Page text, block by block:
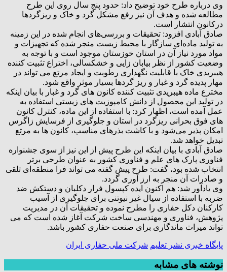
وی درباره طرح خود توضیح داد: حدود پنج سال روی این طرح
مطالعه شده و هدف آن نیز رفع مشکل گرد و خاک و ریزگردها
درکانون انتشار است.
صادق آبادی افزود: تحقیقات و بررسی‌های انجام شده در این زمینه
به تولید ماده‌ای سازگار با محیط زیست منجر شده که تجهیزات و
مواد مورد نیاز آن در استان خوزستان موجود است و با توجه به
وضعیت کشور از نظر بیابان ‌زایی و خشکسالی، اختراع تثبیت‌ کننده
هیبریدی خاک با قابلیت نگهداری رطوبت و ایجاد مرتع می تواند در
مهار پدیده گرد و غبار و ریز گردها بسیار موثر واقع شود.
مخترع ماده هیبریدی تثبیت کننده کانون های گرد و غبار با بیان اینکه
در تولید این محصول از دانش کامپوزیت‌ های زیستی استفاده به
عمل آمده است، اظهار کرد: با استفاده از این ماده، کنترل کانون
‌های فوق بحرانی ریزگرد در استان و جلوگیری از فرسایش زاگرس
امکان‌ پذیر می‌شود و با کاشت بذرهای مناسب، کانون‌ ها به مرتع
تبدیل خواهد شد.
صادق آبادی با بیان اینکه این طرح پیش از این نیز از سوی جشنواره
فناوری پارک ‌های علم و فناوری کشور به عنوان طرحی برتر
انتخاب شده بود، گفت: طرح پیش گفته می تواند فرا منطقه‌ای تلقی
و صادرات آن منجر به ارز آوری گردد.
وی یادآور شد: هم اکنون ایده کپسول فرار دکلبان و دستکش ضد
ضربه با استفاده از سیال غیر نیوتنی برای جلوگیری از آسیب
کارکنان دکل حفاری را مطرح نموده و تحقیقات آن در مدیریت
پژوهش، فناوری و مهندسی ساخت شرکت آغاز شده است که می
تواند میراث ماندگاری برای صنعت حفاری کشور باشد‌.
پایگاه خبری نشر تعلیم شرکت ملی حفاری ایران
نوشته های مشابه